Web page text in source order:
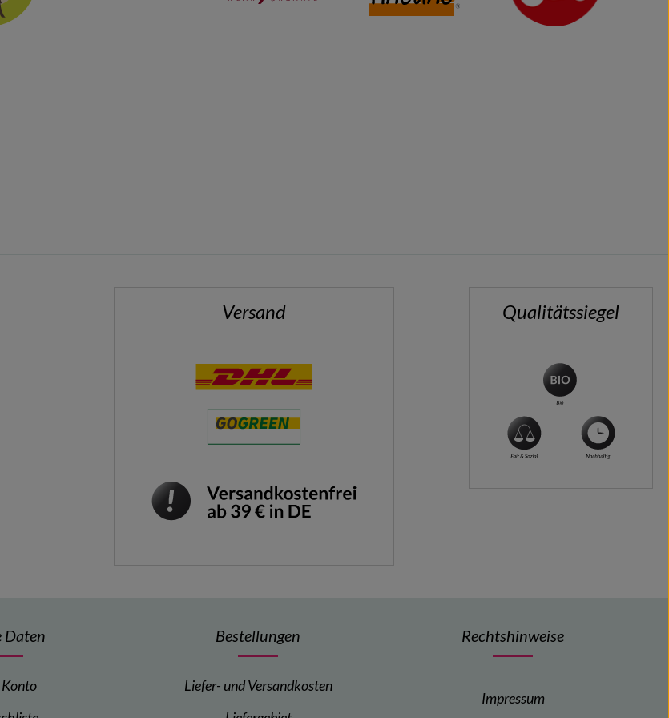
Versand Qualitätssiegel
Daten Bestellungen
Liefer- und Versandkosten
Rechtshinweise
Impressum